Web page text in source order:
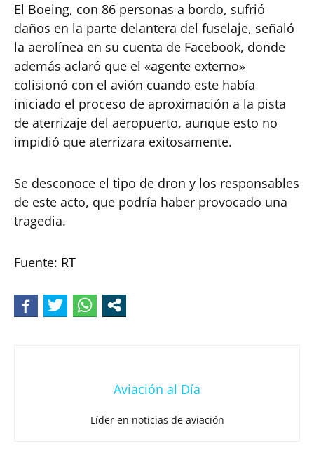
El Boeing, con 86 personas a bordo, sufrió
daños en la parte delantera del fuselaje, señaló
la aerolínea en su cuenta de Facebook, donde
además aclaró que el «agente externo»
colisionó con el avión cuando este había
iniciado el proceso de aproximación a la pista
de aterrizaje del aeropuerto, aunque esto no
impidió que aterrizara exitosamente.
Se desconoce el tipo de dron y los responsables
de este acto, que podría haber provocado una
tragedia.
Fuente: RT
Aviación al Día
Líder en noticias de aviación